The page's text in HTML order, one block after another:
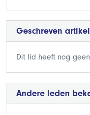
Geschreven
Dit lid heeft nog
Andere leden